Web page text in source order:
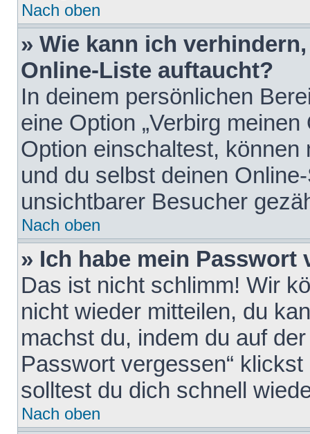
Nach oben
» Wie kann ich
Online-Liste auftaucht?
In deinem persönlichen
eine Option „Verbirg
Option einschaltest,
und du selbst deinen
unsichtbarer Besucher
Nach oben
» Ich habe mein Passwort
Das ist nicht schlimm! Wir
nicht wieder mitteilen, du
machst du, indem du auf
Passwort vergessen“
solltest du dich schnell
Nach oben